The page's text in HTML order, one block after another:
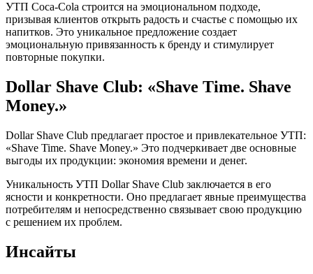
УТП Coca-Cola строится на эмоциональном подходе,
призывая клиентов открыть радость и счастье с помощью их
напитков. Это уникальное предложение создает
эмоциональную привязанность к бренду и стимулирует
повторные покупки.
Dollar Shave Club: «Shave Time. Shave
Money.»
Dollar Shave Club предлагает простое и привлекательное УТП:
«Shave Time. Shave Money.» Это подчеркивает две основные
выгоды их продукции: экономия времени и денег.
Уникальность УТП Dollar Shave Club заключается в его
ясности и конкретности. Оно предлагает явные преимущества
потребителям и непосредственно связывает свою продукцию
с решением их проблем.
Инсайты